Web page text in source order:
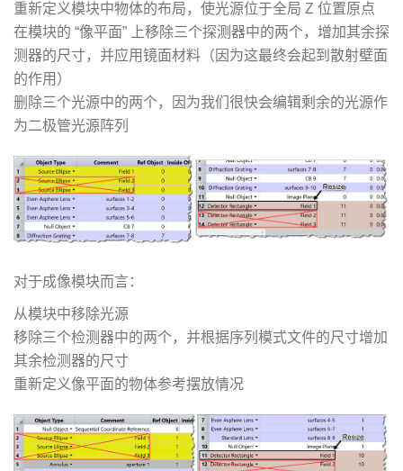
重新定义模块中物体的布局，使光源位于全局 Z 位置原点
在模块的 “像平面” 上移除三个探测器中的两个，增加其余探
测器的尺寸，并应用镜面材料（因为这最终会起到散射壁面
的作用）
删除三个光源中的两个，因为我们很快会编辑剩余的光源作
为二极管光源阵列
对于成像模块而言：
从模块中移除光源
移除三个检测器中的两个，并根据序列模式文件的尺寸增加
其余检测器的尺寸
重新定义像平面的物体参考摆放情况